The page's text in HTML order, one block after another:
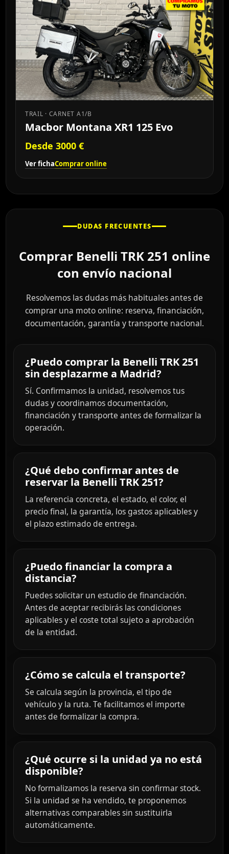
TRAIL · CARNET A1/B
Macbor Montana XR1 125 Evo
Desde 3000 €
Ver fichaComprar online
DUDAS FRECUENTES
Comprar Benelli TRK 251 online
con envío nacional
Resolvemos las dudas más habituales antes de
comprar una moto online: reserva, financiación,
documentación, garantía y transporte nacional.
¿Puedo comprar la Benelli TRK 251
sin desplazarme a Madrid?
Sí. Confirmamos la unidad, resolvemos tus
dudas y coordinamos documentación,
financiación y transporte antes de formalizar la
operación.
¿Qué debo confirmar antes de
reservar la Benelli TRK 251?
La referencia concreta, el estado, el color, el
precio final, la garantía, los gastos aplicables y
el plazo estimado de entrega.
¿Puedo financiar la compra a
distancia?
Puedes solicitar un estudio de financiación.
Antes de aceptar recibirás las condiciones
aplicables y el coste total sujeto a aprobación
de la entidad.
¿Cómo se calcula el transporte?
Se calcula según la provincia, el tipo de
vehículo y la ruta. Te facilitamos el importe
antes de formalizar la compra.
¿Qué ocurre si la unidad ya no está
disponible?
No formalizamos la reserva sin confirmar stock.
Si la unidad se ha vendido, te proponemos
alternativas comparables sin sustituirla
automáticamente.